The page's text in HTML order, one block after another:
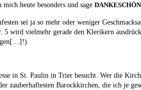
heute besonders und sage
sei ja so mehr oder weniger
5 wird vielmehr gerade den Klerikern
in St. Paulin in Trier besucht. Wer die
zauberhaftesten Barockkirchen, die ich je